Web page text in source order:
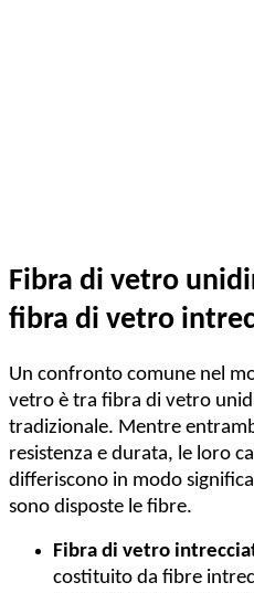
Fibra di vetro
fibra di vetro
Un confronto comune nel
vetro è tra fibra di vetro
tradizionale. Mentre
resistenza e durata, le loro
differiscono in modo
sono disposte le fibre.
Fibra di vetro
costituito da fibre